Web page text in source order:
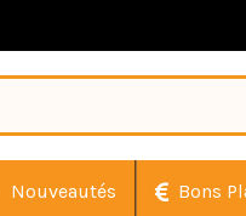
Nouveautés Bons